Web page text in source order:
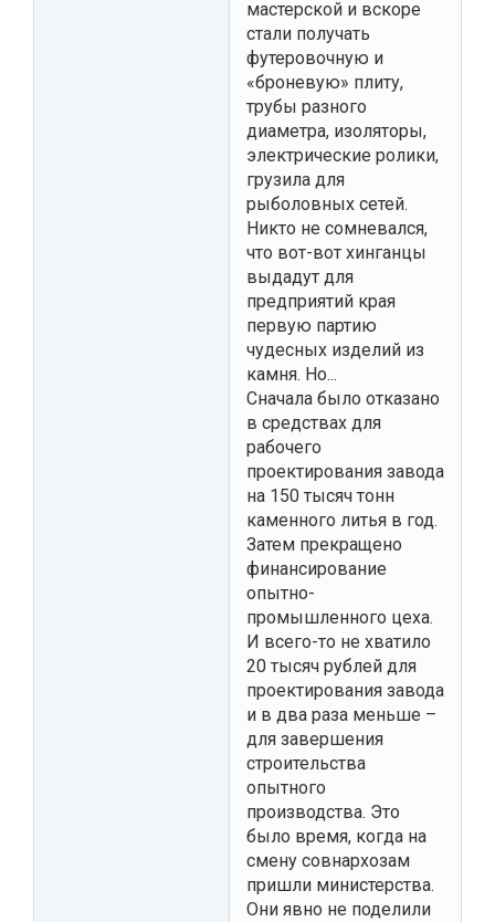
мастерской и вскоре
стали получать
футеровочную и
«броневую» плиту,
трубы разного
диаметра, изоляторы,
электрические ролики,
грузила для
рыболовных сетей.
Никто не сомневался,
что вот-вот хинганцы
выдадут для
предприятий края
первую партию
чудесных изделий из
камня. Но...
Сначала было отказано
в средствах для
рабочего
проектирования завода
на 150 тысяч тонн
каменного литья в год.
Затем прекращено
финансирование
опытно-
промышленного цеха.
И всего-то не хватило
20 тысяч рублей для
проектирования завода
и в два раза меньше –
для завершения
строительства
опытного
производства. Это
было время, когда на
смену совнархозам
пришли министерства.
Они явно не поделили